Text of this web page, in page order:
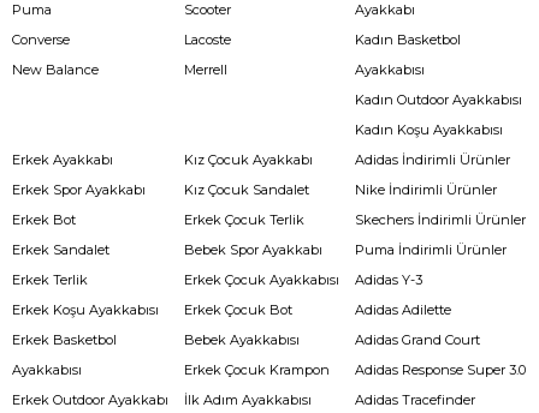
Puma
Converse
New Balance
Scooter
Lacoste
Merrell
Ayakkabı
Kadın Basketbol
Ayakkabısı
Kadın Outdoor Ayakkabısı
Kadın Koşu Ayakkabısı
Erkek Ayakkabı
Erkek Spor Ayakkabı
Erkek Bot
Erkek Sandalet
Erkek Terlik
Erkek Koşu Ayakkabısı
Erkek Basketbol
Ayakkabısı
Erkek Outdoor Ayakkabı
Kız Çocuk Ayakkabı
Kız Çocuk Sandalet
Erkek Çocuk Terlik
Bebek Spor Ayakkabı
Erkek Çocuk Ayakkabısı
Erkek Çocuk Bot
Bebek Ayakkabısı
Erkek Çocuk Krampon
İlk Adım Ayakkabısı
Adidas İndirimli Ürünler
Nike İndirimli Ürünler
Skechers İndirimli Ürünler
Puma İndirimli Ürünler
Adidas Y-3
Adidas Adilette
Adidas Grand Court
Adidas Response Super 3.0
Adidas Tracefinder